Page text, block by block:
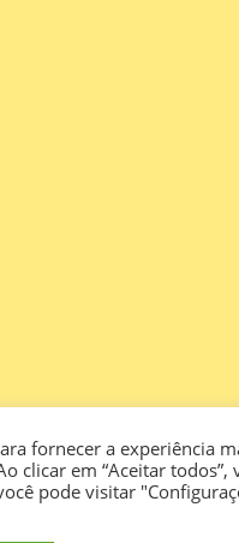
fornecer a experiência
clicar em “Aceitar
pode visitar